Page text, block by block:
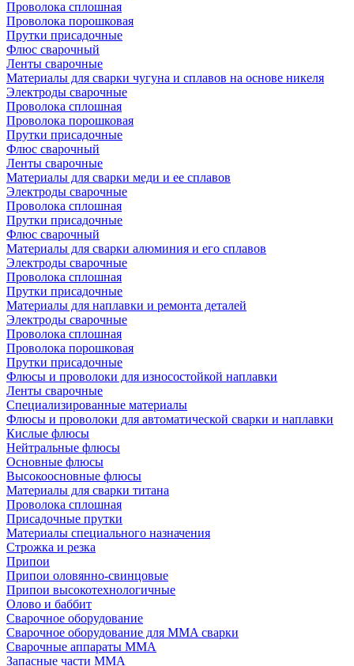
Проволока сплошная
Проволока порошковая
Прутки присадочные
Флюс сварочный
Ленты сварочные
Материалы для сварки чугуна и сплавов на основе никеля
Электроды сварочные
Проволока сплошная
Проволока порошковая
Прутки присадочные
Флюс сварочный
Ленты сварочные
Материалы для сварки меди и ее сплавов
Электроды сварочные
Проволока сплошная
Прутки присадочные
Флюс сварочный
Материалы для сварки алюминия и его сплавов
Электроды сварочные
Проволока сплошная
Прутки присадочные
Материалы для наплавки и ремонта деталей
Электроды сварочные
Проволока сплошная
Проволока порошковая
Прутки присадочные
Флюсы и проволоки для износостойкой наплавки
Ленты сварочные
Специализированные материалы
Флюсы и проволоки для автоматической сварки и наплавки
Кислые флюсы
Нейтральные флюсы
Основные флюсы
Высокоосновные флюсы
Материалы для сварки титана
Проволока сплошная
Присадочные прутки
Материалы специального назначения
Строжка и резка
Припои
Припои оловянно-свинцовые
Припои высокотехнологичные
Олово и баббит
Сварочное оборудование
Сварочное оборудование для MMA сварки
Сварочные аппараты MMA
Запасные части MMA